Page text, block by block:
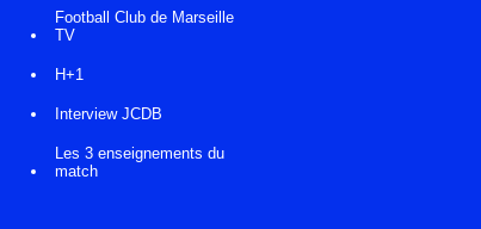
Football Club de Marseille
TV
H+1
Interview JCDB
Les 3 enseignements du
match